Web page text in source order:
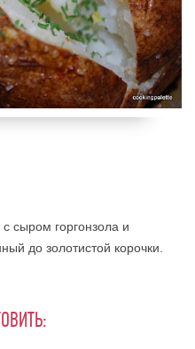
сыром горгонзола и
до золотистой корочки.